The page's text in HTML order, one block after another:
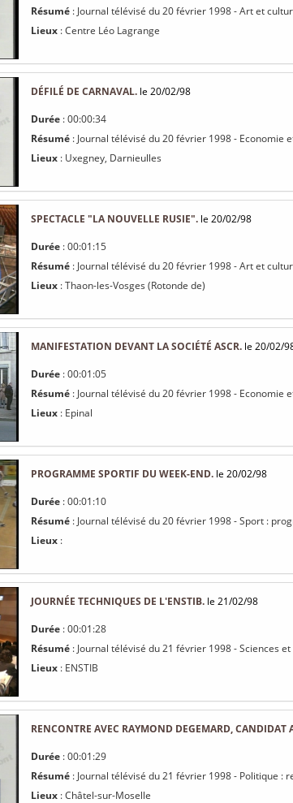
Résumé : Journal télévisé du 20 février 1998 - Art et
Lieux : Centre Léo Lagrange
DÉFILÉ DE CARNAVAL. le 20/02/98
Durée : 00:00:34
Résumé : Journal télévisé du 20 février 1998 - Economie
Lieux : Uxegney, Darnieulles
SPECTACLE "LA NOUVELLE RUSIE". le 20/02/98
Durée : 00:01:15
Résumé : Journal télévisé du 20 février 1998 - Art et
Lieux : Thaon-les-Vosges (Rotonde de)
MANIFESTATION DEVANT LA SOCIÉTÉ ASCR. le 20/02/
Durée : 00:01:05
Résumé : Journal télévisé du 20 février 1998 - Economie
Lieux : Epinal
PROGRAMME SPORTIF DU WEEK-END. le 20/02/98
Durée : 00:01:10
Résumé : Journal télévisé du 20 février 1998 - Sport :
Lieux :
JOURNÉE TECHNIQUES DE L'ENSTIB. le 21/02/98
Durée : 00:01:28
Résumé : Journal télévisé du 21 février 1998 - Sciences
Lieux : ENSTIB
RENCONTRE AVEC RAYMOND DEGEMARD, CANDIDAT
Durée : 00:01:29
Résumé : Journal télévisé du 21 février 1998 - Politique :
Lieux : Châtel-sur-Moselle